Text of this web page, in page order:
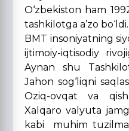
O‘zbekiston ham
tashkilotga a’zo bo‘ldi.
BMT insoniyatning
ijtimoiy-iqtisodiy
Aynan shu
Jahon sog‘liqni
Oziq-ovqat va
Xalqaro valyuta
kabi muhim